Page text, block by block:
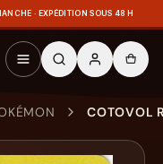
· EXPÉDITION SOUS 48 H
COTOVOL